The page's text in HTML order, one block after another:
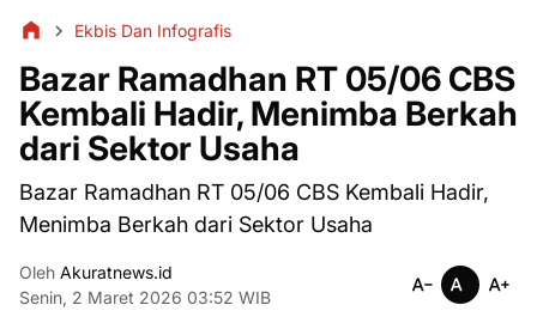
Ekbis Dan Infografis
Bazar Ramadhan RT 05/06 CBS
Kembali Hadir, Menimba Berkah
dari Sektor Usaha
Bazar Ramadhan RT 05/06 CBS Kembali Hadir,
Menimba Berkah dari Sektor Usaha
Oleh Akuratnews.id
Senin, 2 Maret 2026 03:52 WIB